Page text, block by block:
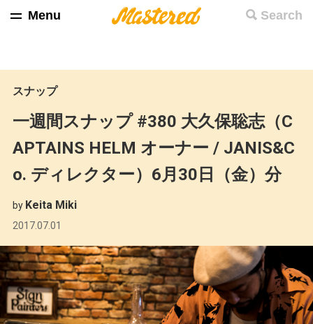
Search
Menu
スナップ
一週間スナップ #380 大久保聡志（C
APTAINS HELM オーナー / JANIS&C
o. ディレクター）6月30日（金）分
by Keita Miki
2017.07.01